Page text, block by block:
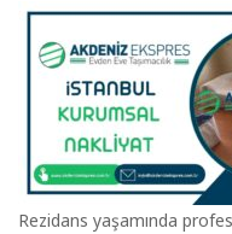
Rezidans yaşamında